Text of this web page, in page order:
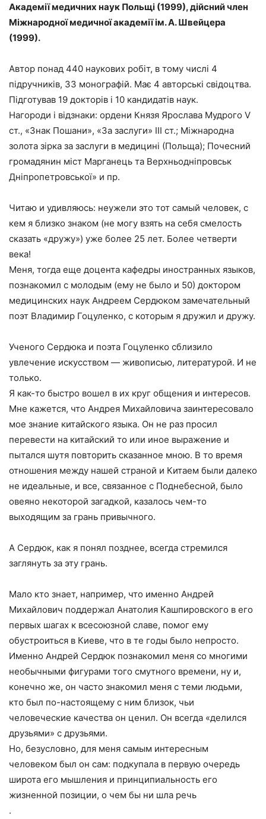
Академії медичних наук Польщі (1999), дійсний член
Міжнародної медичної академії ім. А. Швейцера
(1999).
Автор понад 440 наукових робіт, в тому числі 4
підручників, 33 монографій. Має 4 авторські свідоцтва.
Підготував 19 докторів і 10 кандидатів наук.
Нагороди і відзнаки: ордени Князя Ярослава Мудрого V
ст., «Знак Пошани», «За заслуги» III ст.; Міжнародна
золота зірка за заслуги в медицині (Польща); Почесний
громадянин міст Марганець та Верхньодніпровськ
Дніпропетровської» и пр.
Читаю и удивляюсь: неужели это тот самый человек, с
кем я близко знаком (не могу взять на себя смелость
сказать «дружу») уже более 25 лет. Более четверти
века!
Меня, тогда еще доцента кафедры иностранных языков,
познакомил с молодым (ему не было и 50) доктором
медицинских наук Андреем Сердюком замечательный
поэт Владимир Гоцуленко, с которым я дружил и дружу.
Ученого Сердюка и поэта Гоцуленко сблизило
увлечение искусством — живописью, литературой. И не
только.
Я как-то быстро вошел в их круг общения и интересов.
Мне кажется, что Андрея Михайловича заинтересовало
мое знание китайского языка. Он не раз просил
перевести на китайский то или иное выражение и
пытался шутя повторить сказанное мною. В то время
отношения между нашей страной и Китаем были далеко
не идеальные, и все, связанное с Поднебесной, было
овеяно некоторой загадкой, казалось чем-то
выходящим за грань привычного.
А Сердюк, как я понял позднее, всегда стремился
заглянуть за эту грань.
Мало кто знает, например, что именно Андрей
Михайлович поддержал Анатолия Кашпировского в его
первых шагах к всесоюзной славе, помог ему
обустроиться в Киеве, что в те годы было непросто.
Именно Андрей Сердюк познакомил меня со многими
необычными фигурами того смутного времени, ну и,
конечно же, он часто знакомил меня с теми людьми,
кто был по-настоящему с ним близок, чьи
человеческие качества он ценил. Он всегда «делился
друзьями» с друзьями.
Но, безусловно, для меня самым интересным
человеком был он сам: подкупала в первую очередь
широта его мышления и принципиальность его
жизненной позиции, о чем бы ни шла речь
.